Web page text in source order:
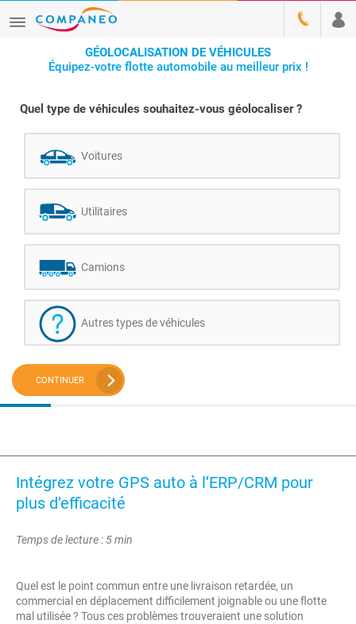
GÉOLOCALISATION DE VÉHICULES
Équipez-votre flotte automobile au meilleur prix !
Quel type de véhicules souhaitez-vous géolocaliser ?
Voitures
Utilitaires
Camions
Autres types de véhicules
CONTINUER
Intégrez votre GPS auto à l’ERP/CRM pour
plus d’efficacité
Temps de lecture : 5 min
Quel est le point commun entre une livraison retardée, un
commercial en déplacement difficilement joignable ou une flotte
mal utilisée ? Tous ces problèmes trouveraient une solution